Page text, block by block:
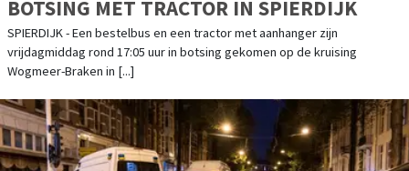
BOTSING MET TRACTOR IN SPIERDIJK
SPIERDIJK - Een bestelbus en een tractor met aanhanger zijn
vrijdagmiddag rond 17:05 uur in botsing gekomen op de kruising
Wogmeer-Braken in [...]